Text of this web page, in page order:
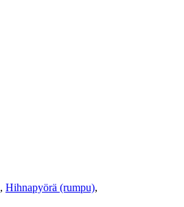
, Hihnapyörä (rumpu),